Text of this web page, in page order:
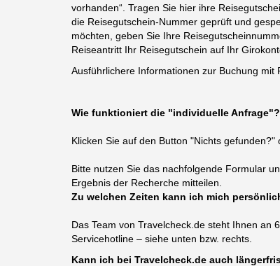
vorhanden“. Tragen Sie hier ihre
die Reisegutschein-Nummer geprüft und
möchten, geben Sie Ihre
Reiseantritt Ihr Reisegutschein auf Ihr
Ausführlichere Informationen zur Buchung mit
Wie funktioniert die "individuelle Anfrage"?
Klicken Sie auf den Button "Nichts
Bitte nutzen Sie das nachfolgende Formular
Ergebnis der Recherche mitteilen.
Zu welchen Zeiten kann ich mich
Das Team von Travelcheck.de steht Ihnen an
Servicehotline – siehe unten bzw. rechts.
Kann ich bei Travelcheck.de auch